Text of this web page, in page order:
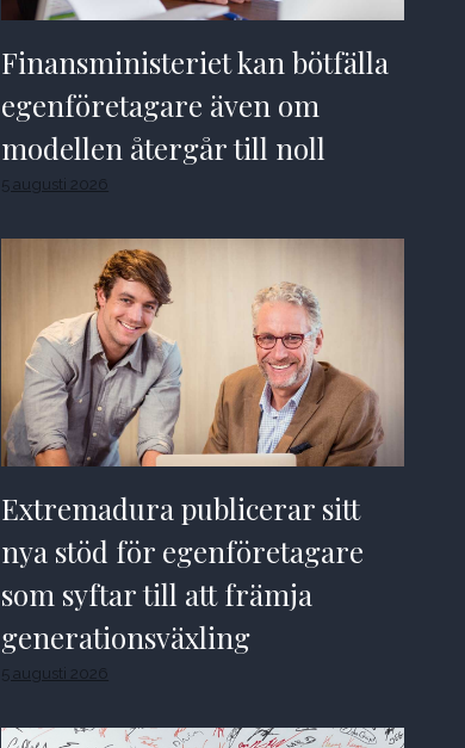
Finansministeriet kan bötfälla
egenföretagare även om
modellen återgår till noll
5 augusti 2026
Extremadura publicerar sitt
nya stöd för egenföretagare
som syftar till att främja
generationsväxling
5 augusti 2026